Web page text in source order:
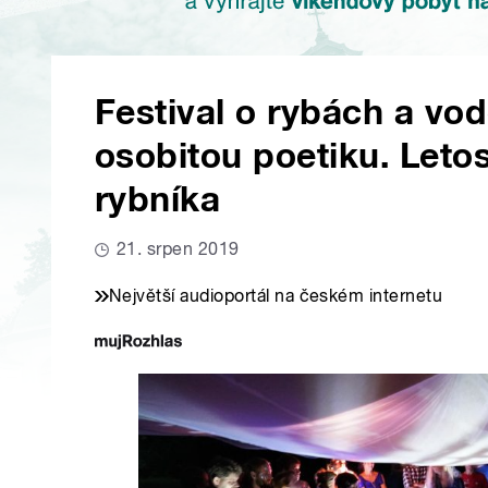
Festival o rybách a
osobitou poetiku.
rybníka
21. srpen 2019
Největší audioportál na českém internetu